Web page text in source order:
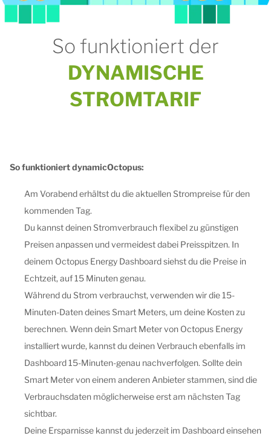
So funktioniert der
DYNAMISCHE
STROMTARIF
So funktioniert dynamicOctopus:
Am Vorabend erhältst du die aktuellen Strompreise für den
kommenden Tag.
Du kannst deinen Stromverbrauch flexibel zu günstigen
Preisen anpassen und vermeidest dabei Preisspitzen. In
deinem Octopus Energy Dashboard siehst du die Preise in
Echtzeit, auf 15 Minuten genau.
Während du Strom verbrauchst, verwenden wir die 15-
Minuten-Daten deines Smart Meters, um deine Kosten zu
berechnen. Wenn dein Smart Meter von Octopus Energy
installiert wurde, kannst du deinen Verbrauch ebenfalls im
Dashboard 15-Minuten-genau nachverfolgen. Sollte dein
Smart Meter von einem anderen Anbieter stammen, sind die
Verbrauchsdaten möglicherweise erst am nächsten Tag
sichtbar.
Deine Ersparnisse kannst du jederzeit im Dashboard einsehen